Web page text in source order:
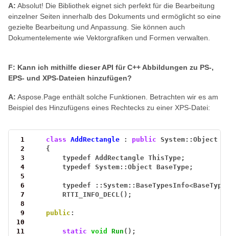
A: Absolut! Die Bibliothek eignet sich perfekt für die Bearbeitung
einzelner Seiten innerhalb des Dokuments und ermöglicht so eine
gezielte Bearbeitung und Anpassung. Sie können auch
Dokumentelemente wie Vektorgrafiken und Formen verwalten.
F: Kann ich mithilfe dieser API für C++ Abbildungen zu PS-,
EPS- und XPS-Dateien hinzufügen?
A: Aspose.Page enthält solche Funktionen. Betrachten wir es am
Beispiel des Hinzufügens eines Rechtecks ​​zu einer XPS-Datei:
1 class AddRectangle : public
System::Object
2
{
3
typedef AddRectangle ThisType;
4
typedef System::Object
BaseType;
5
6
typedef ::System::BaseTypesInfo<BaseType
7
RTTI_INFO_DECL();
8
9
public :
10
11
static void Run ();